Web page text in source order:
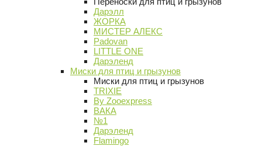
Дарэлл
ЖОРКА
МИСТЕР АЛЕКС
Padovan
LITTLE ONE
Дарэленд
Миски для птиц и грызунов
Миски для птиц и грызунов
TRIXIE
By Zooexpress
ВАКА
№1
Дарэленд
Flamingo